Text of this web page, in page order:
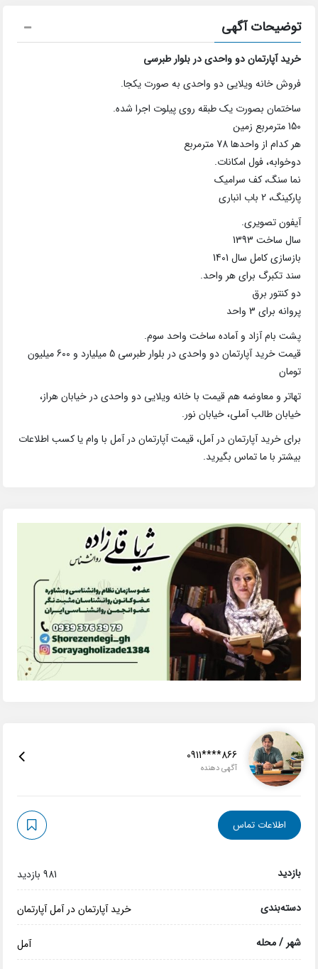
توضیحات آگهی
خرید آپارتمان دو واحدی در بلوار طبرسی
فروش خانه ویلایی دو واحدی به صورت یکجا.
ساختمان بصورت یک طبقه روی پیلوت اجرا شده.
150 مترمربع زمین
هر کدام از واحدها 78 مترمربع
دوخوابه، فول امکانات.
نما سنگ، کف سرامیک
پارکینگ، 2 باب انباری
آیفون تصویری.
سال ساخت 1393
بازسازی کامل سال 1401
سند تکبرگ برای هر واحد.
دو کنتور برق
پروانه برای 3 واحد
پشت بام آزاد و آماده ساخت واحد سوم.
قیمت خرید آپارتمان دو واحدی در بلوار طبرسی 5 میلیارد و 600 میلیون
تومان
تهاتر و معاوضه هم قیمت با خانه ویلایی دو واحدی در خیابان هراز،
خیابان طالب آملی، خیابان نور.
برای خرید آپارتمان در آمل، قیمت آپارتمان در آمل با وام یا کسب اطلاعات
بیشتر با ما تماس بگیرید.
0911****866
آگهی دهنده
اطلاعات تماس
بازدید 981 بازدید
دسته‌بندی خرید آپارتمان در آملآپارتمان
شهر / محله آمل